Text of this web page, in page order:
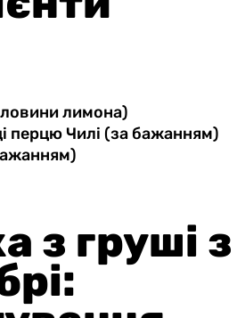
лимона)
перцю Чилі (за бажанням)
з груші з